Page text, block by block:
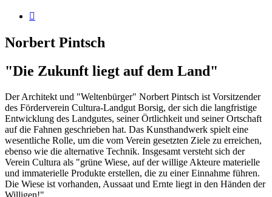

Norbert Pintsch
"Die Zukunft liegt auf dem Land"
Der Architekt und "Weltenbürger" Norbert Pintsch ist Vorsitzender
des Förderverein Cultura-Landgut Borsig, der sich die langfristige
Entwicklung des Landgutes, seiner Örtlichkeit und seiner Ortschaft
auf die Fahnen geschrieben hat. Das Kunsthandwerk spielt eine
wesentliche Rolle, um die vom Verein gesetzten Ziele zu erreichen,
ebenso wie die alternative Technik. Insgesamt versteht sich der
Verein Cultura als "grüne Wiese, auf der willige Akteure materielle
und immaterielle Produkte erstellen, die zu einer Einnahme führen.
Die Wiese ist vorhanden, Aussaat und Ernte liegt in den Händen der
Willigen!"